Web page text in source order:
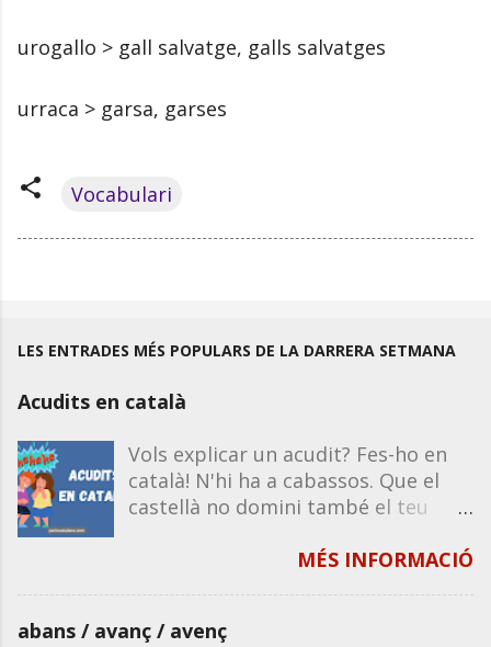
urogallo > gall salvatge, galls salvatges
urraca > garsa, garses
Vocabulari
LES ENTRADES MÉS POPULARS DE LA DARRERA SETMANA
Acudits en català
Vols explicar un acudit? Fes-ho en
català! N'hi ha a cabassos. Que el
castellà no domini també el teu
d'acudits funcionen igual en castellà
significats propis de la llengua. Per
MÉS INFORMACIÓ
abans / avanç / avenç